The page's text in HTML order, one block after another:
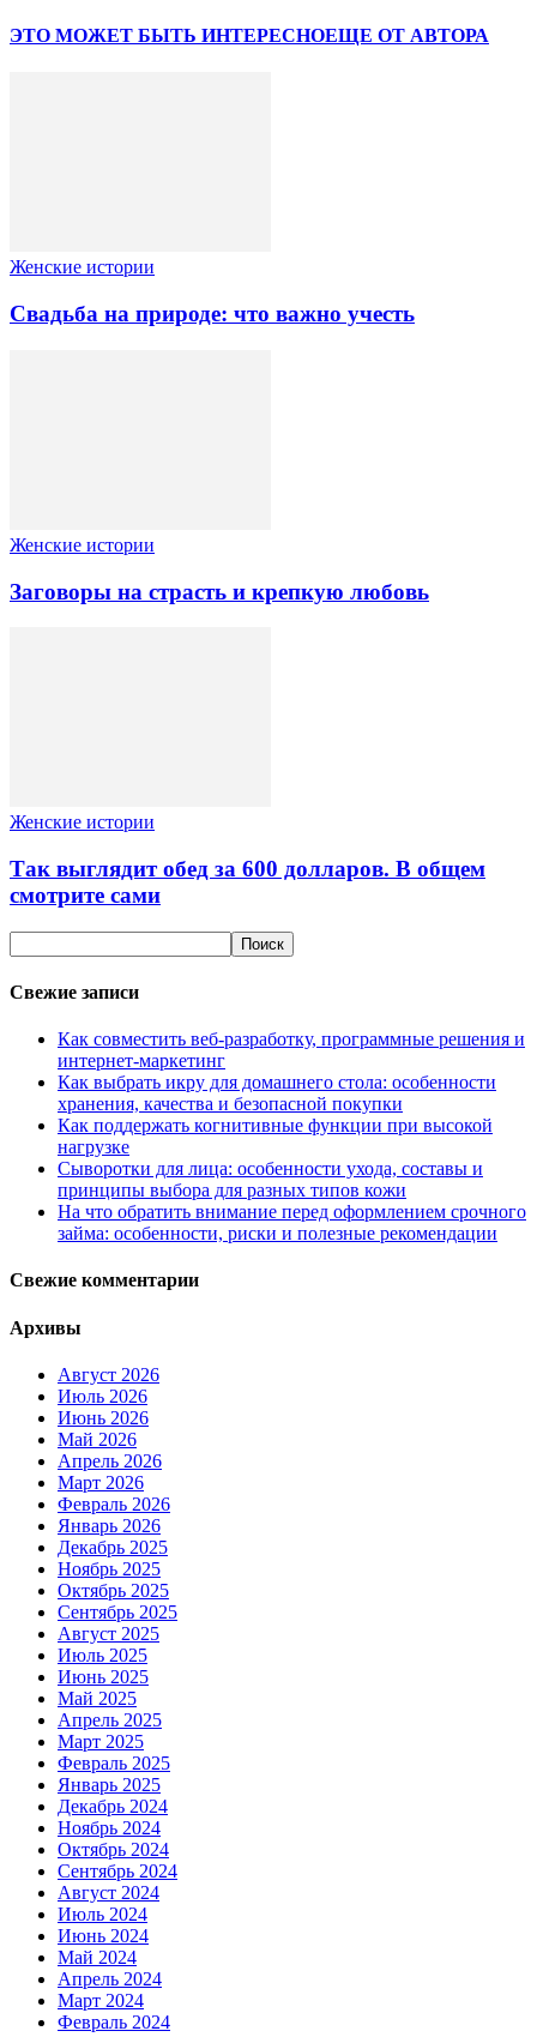
ЭТО МОЖЕТ БЫТЬ ИНТЕРЕСНОЕЩЕ ОТ АВТОРА
Женские истории
Свадьба на природе: что важно учесть
Женские истории
Заговоры на страсть и крепкую любовь
Женские истории
Так выглядит обед за 600 долларов. В общем
смотрите сами
Свежие записи
Как совместить веб-разработку, программные решения и
интернет-маркетинг
Как выбрать икру для домашнего стола: особенности
хранения, качества и безопасной покупки
Как поддержать когнитивные функции при высокой
нагрузке
Сыворотки для лица: особенности ухода, составы и
принципы выбора для разных типов кожи
На что обратить внимание перед оформлением срочного
займа: особенности, риски и полезные рекомендации
Свежие комментарии
Архивы
Август 2026
Июль 2026
Июнь 2026
Май 2026
Апрель 2026
Март 2026
Февраль 2026
Январь 2026
Декабрь 2025
Ноябрь 2025
Октябрь 2025
Сентябрь 2025
Август 2025
Июль 2025
Июнь 2025
Май 2025
Апрель 2025
Март 2025
Февраль 2025
Январь 2025
Декабрь 2024
Ноябрь 2024
Октябрь 2024
Сентябрь 2024
Август 2024
Июль 2024
Июнь 2024
Май 2024
Апрель 2024
Март 2024
Февраль 2024